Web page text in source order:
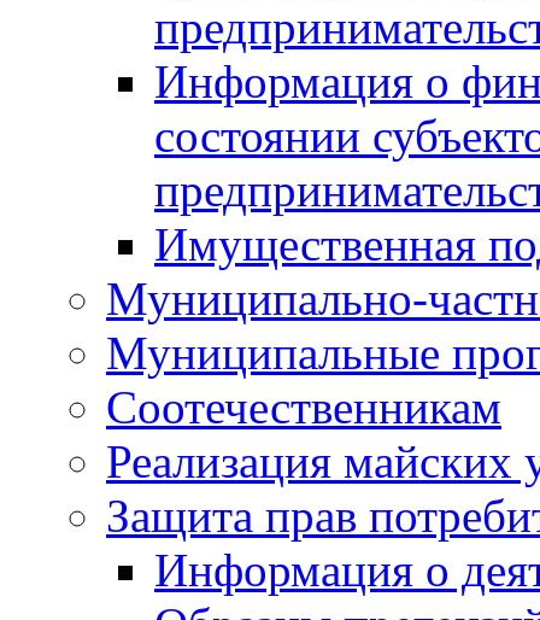
Информация о
состоянии
Имущественная
Муниципально-
Муниципальные
Соотечественникам
Реализация майских
Защита прав
Информация о